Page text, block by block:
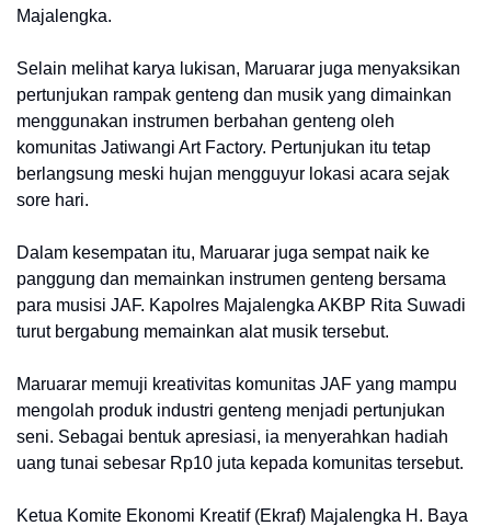
Majalengka.
Selain melihat karya lukisan, Maruarar juga menyaksikan
pertunjukan rampak genteng dan musik yang dimainkan
menggunakan instrumen berbahan genteng oleh
komunitas Jatiwangi Art Factory. Pertunjukan itu tetap
berlangsung meski hujan mengguyur lokasi acara sejak
sore hari.
Dalam kesempatan itu, Maruarar juga sempat naik ke
panggung dan memainkan instrumen genteng bersama
para musisi JAF. Kapolres Majalengka AKBP Rita Suwadi
turut bergabung memainkan alat musik tersebut.
Maruarar memuji kreativitas komunitas JAF yang mampu
mengolah produk industri genteng menjadi pertunjukan
seni. Sebagai bentuk apresiasi, ia menyerahkan hadiah
uang tunai sebesar Rp10 juta kepada komunitas tersebut.
Ketua Komite Ekonomi Kreatif (Ekraf) Majalengka H. Baya